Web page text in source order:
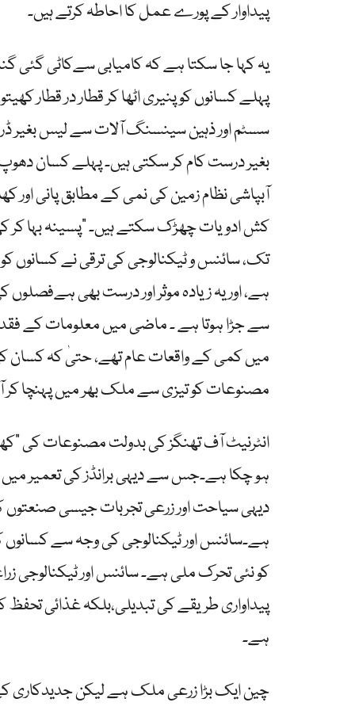
پیداوار کے پورے عمل کا احاطہ کرتے ہیں۔
یہ کہا جا سکتا ہے کہ کامیابی سےکاٹی گئی
پہلے کسانوں کو پنیری اٹھا کر قطار در قطار
سسٹم اور ذہین سینسنگ آلات سے لیس بغیر
بغیر درست کام کر سکتی ہیں۔ پہلے کسان دھوپ
آبپاشی نظام زمین کی نمی کے مطابق پانی اور
کش ادویات چھڑک سکتے ہیں۔ “پسینہ بہا کر
تک، سائنس و ٹیکنالوجی کی ترقی نے کسانوں کو
ہے، اور یہ زیادہ موثر اور درست بھی
سے جڑا ہوتا ہے ۔ ماضی میں معلومات کے
میں کمی کے واقعات عام تھے، حتیٰ کہ کسان
مصنوعات کو تیزی سے ملک بھر میں پہنچا کر
انٹرنیٹ آف تھنگز کی بدولت مصنوعات کی
ہو چکا ہے۔جس سے دیہی برانڈز کی تعمیر
دیہی سیاحت اور زرعی تجربات جیسی صنعتوں
ہے۔سائنس اور ٹیکنالوجی کی وجہ سے کسانوں
کو نئی تحرک ملی ہے۔ سائنس اور ٹیکنالوجی
پیداواری طریقے کی تبدیلی،بلکہ غذائی تحفظ
ہے۔
چین ایک بڑا زرعی ملک ہے لیکن جدیدکاری